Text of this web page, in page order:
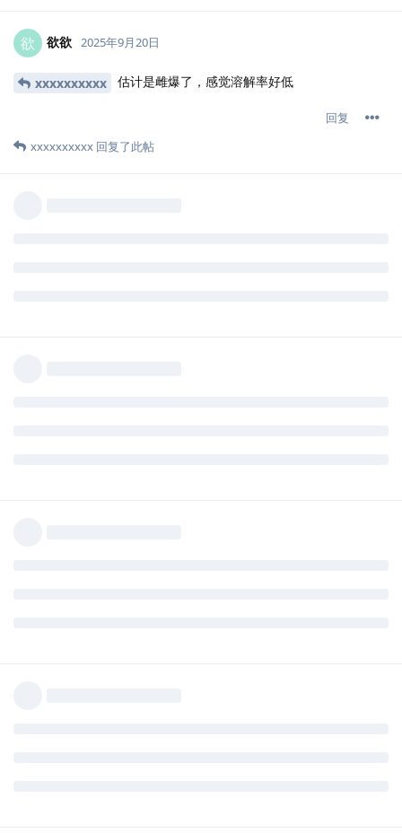
欲 欲欲 2025年9月20日
xxxxxxxxxx 估计是雌爆了，感觉溶解率好低
回复
xxxxxxxxxx 回复了此帖